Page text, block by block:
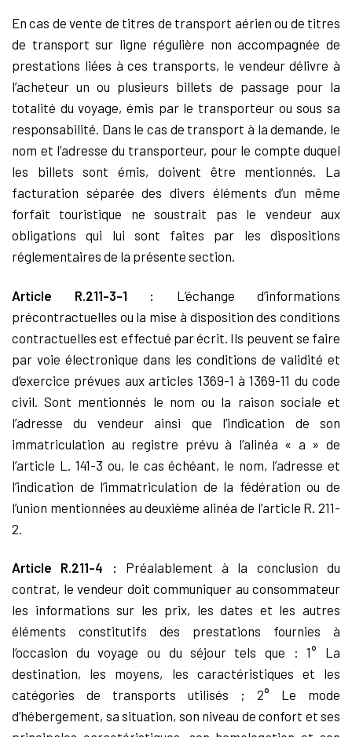
En cas de vente de titres de transport aérien ou de titres
de transport sur ligne régulière non accompagnée de
prestations liées à ces transports, le vendeur délivre à
l’acheteur un ou plusieurs billets de passage pour la
totalité du voyage, émis par le transporteur ou sous sa
responsabilité. Dans le cas de transport à la demande, le
nom et l’adresse du transporteur, pour le compte duquel
les billets sont émis, doivent être mentionnés. La
facturation séparée des divers éléments d’un même
forfait touristique ne soustrait pas le vendeur aux
obligations qui lui sont faites par les dispositions
réglementaires de la présente section.
Article R.211-3-1 : L’échange d’informations
précontractuelles ou la mise à disposition des conditions
contractuelles est effectué par écrit. Ils peuvent se faire
par voie électronique dans les conditions de validité et
d’exercice prévues aux articles 1369-1 à 1369-11 du code
civil. Sont mentionnés le nom ou la raison sociale et
l’adresse du vendeur ainsi que l’indication de son
immatriculation au registre prévu à l’alinéa « a » de
l’article L. 141-3 ou, le cas échéant, le nom, l’adresse et
l’indication de l’immatriculation de la fédération ou de
l’union mentionnées au deuxième alinéa de l’article R. 211-
2.
Article R.211-4 : Préalablement à la conclusion du
contrat, le vendeur doit communiquer au consommateur
les informations sur les prix, les dates et les autres
éléments constitutifs des prestations fournies à
l’occasion du voyage ou du séjour tels que : 1° La
destination, les moyens, les caractéristiques et les
catégories de transports utilisés ; 2° Le mode
d’hébergement, sa situation, son niveau de confort et ses